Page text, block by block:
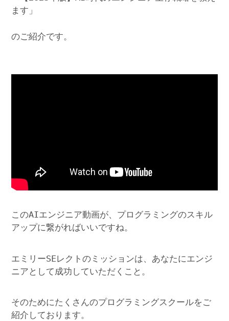
ます」
のご紹介です。
このAIエンジニア動画が、プログラミングのスキル
アップに繋がればいいですね。
エミリーSEレクトのミッションは、あなたにエンジ
ニアとして成功していただくこと。
そのためにたくさんのプログラミングスクールをご
紹介しております。